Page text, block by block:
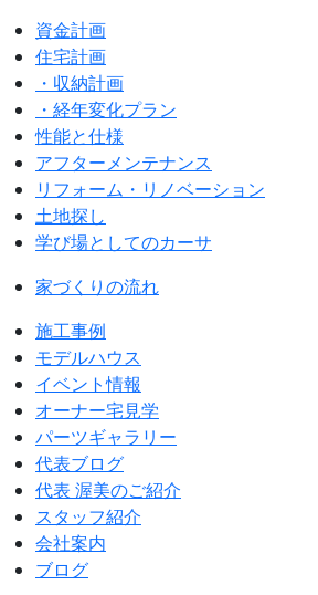
資金計画
住宅計画
・収納計画
・経年変化プラン
性能と仕様
アフターメンテナンス
リフォーム・リノベーション
土地探し
学び場としてのカーサ
家づくりの流れ
施工事例
モデルハウス
イベント情報
オーナー宅見学
パーツギャラリー
代表ブログ
代表 渥美のご紹介
スタッフ紹介
会社案内
ブログ